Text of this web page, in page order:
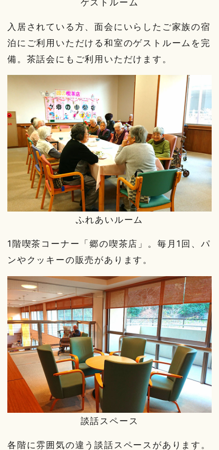
ゲストルーム
入居されている方、面会にいらしたご家族の宿
泊にご利用いただける和室のゲストルームを完
備。茶話会にもご利用いただけます。
ふれあいルーム
1階喫茶コーナー「郷の喫茶店」。毎月1回、パ
ンやクッキーの販売があります。
談話スペース
各階に雰囲気の違う談話スペースがあります。